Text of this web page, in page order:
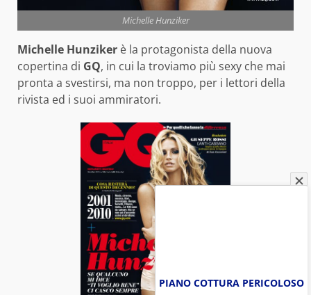
Michelle Hunziker
Michelle Hunziker è la protagonista della nuova
copertina di GQ, in cui la troviamo più sexy che mai
pronta a svestirsi, ma non troppo, per i lettori della
rivista ed i suoi ammiratori.
PIANO COTTURA PERICOLOSO